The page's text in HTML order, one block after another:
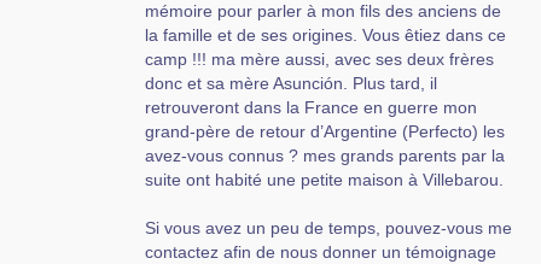
mémoire pour parler à mon fils des anciens de
la famille et de ses origines. Vous êtiez dans ce
camp !!! ma mère aussi, avec ses deux frères
donc et sa mère Asunción. Plus tard, il
retrouveront dans la France en guerre mon
grand-père de retour d’Argentine (Perfecto) les
avez-vous connus ? mes grands parents par la
suite ont habité une petite maison à Villebarou.
Si vous avez un peu de temps, pouvez-vous me
contactez afin de nous donner un témoignage